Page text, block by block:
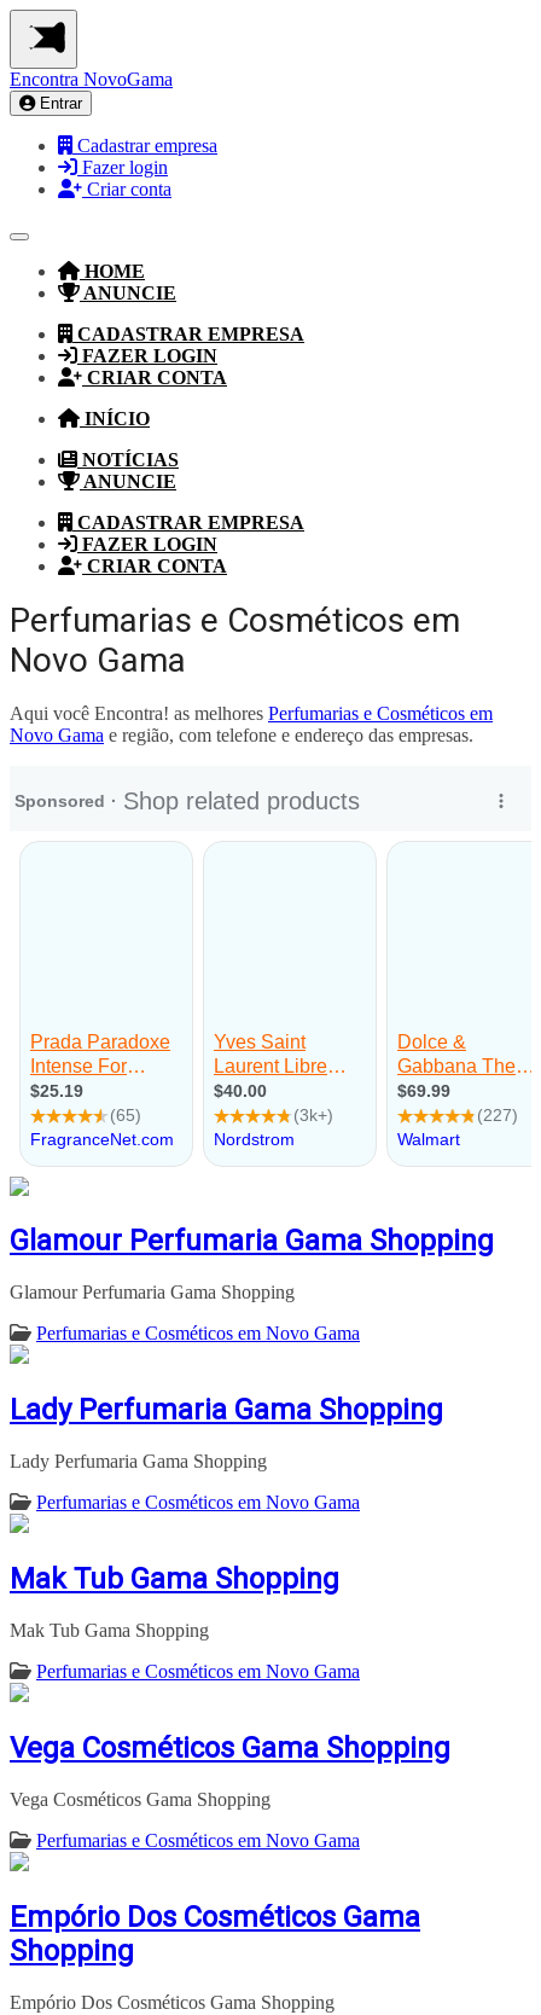
Encontra NovoGama
Entrar
Cadastrar empresa
Fazer login
Criar conta
HOME
ANUNCIE
CADASTRAR EMPRESA
FAZER LOGIN
CRIAR CONTA
INÍCIO
NOTÍCIAS
ANUNCIE
CADASTRAR EMPRESA
FAZER LOGIN
CRIAR CONTA
Perfumarias e Cosméticos em
Novo Gama
Aqui você Encontra! as melhores Perfumarias e Cosméticos em
Novo Gama e região, com telefone e endereço das empresas.
Glamour Perfumaria Gama Shopping
Glamour Perfumaria Gama Shopping
Perfumarias e Cosméticos em Novo Gama
Lady Perfumaria Gama Shopping
Lady Perfumaria Gama Shopping
Perfumarias e Cosméticos em Novo Gama
Mak Tub Gama Shopping
Mak Tub Gama Shopping
Perfumarias e Cosméticos em Novo Gama
Vega Cosméticos Gama Shopping
Vega Cosméticos Gama Shopping
Perfumarias e Cosméticos em Novo Gama
Empório Dos Cosméticos Gama
Shopping
Empório Dos Cosméticos Gama Shopping